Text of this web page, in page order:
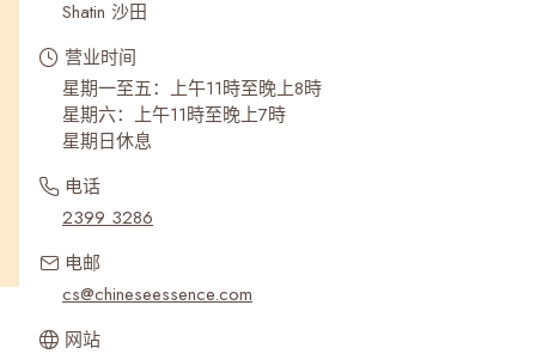
Shatin 沙田
营业时间
星期一至五：上午11時至晚上8時
星期六：上午11時至晚上7時
星期日休息
电话
2399 3286
电邮
cs@chineseessence.com
网站